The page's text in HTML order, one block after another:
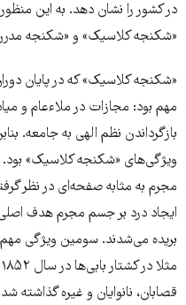
در کشور را نشان دهد. به این
«شکنجه کلاسیک» و «شکنجه
«شکنجه کلاسیک» که در پایان
مهم بود: مجازات در ملاء‌عام و
بازگرداندن نظم الهی به جامعه.
ویژگی‌های «شکنجه کلاسیک» بود.
مجرم به مثابه صفحه‌ای در نظر
ایجاد درد بر جسم مجرم هدف
بریده می‌شدند. سومین ویژگی
قصابان، نانوایان و غیره گذاشته